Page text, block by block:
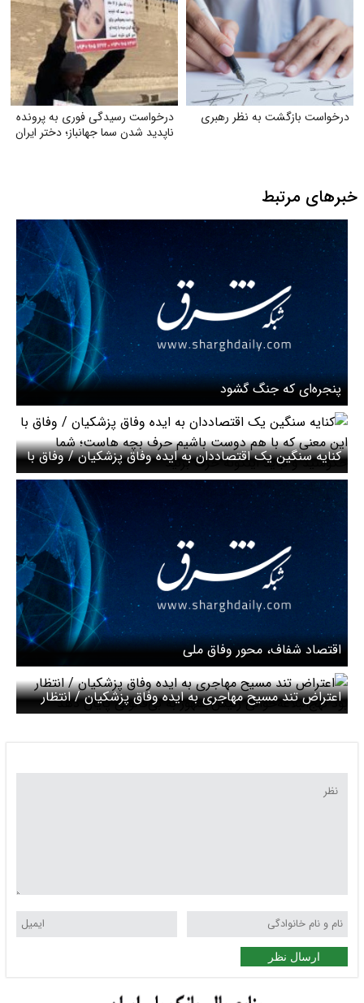
درخواست بازگشت به نظر رهبری
درخواست رسیدگی فوری به پرونده
ناپدید شدن سما جهانباز؛ دختر ایران
خبرهای مرتبط
پنجره‌ای که جنگ گشود
کنایه سنگین یک اقتصاددان به ایده وفاق پزشکیان / وفاق با
این معنی که با هم دوست باشیم حرف بچه هاست؛ شما
حکومتید و نباید اینگونه حرف بزنید
اقتصاد شفاف، محور وفاق ملی
اعتراض تند مسیح مهاجری به ایده وفاق پزشکیان / انتظار
بود نهج‌البلاغه‌‌خوانی رئیس‌جمهور به بی‌قانونی پایان دهد
ارسال نظر